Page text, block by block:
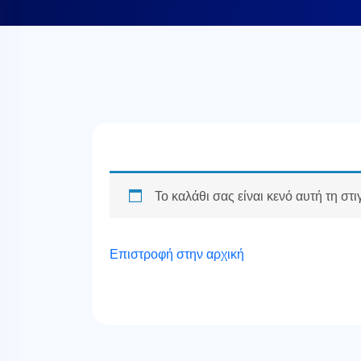
Το καλάθι σας είναι κενό αυτή τη
Επιστροφή στην αρχική